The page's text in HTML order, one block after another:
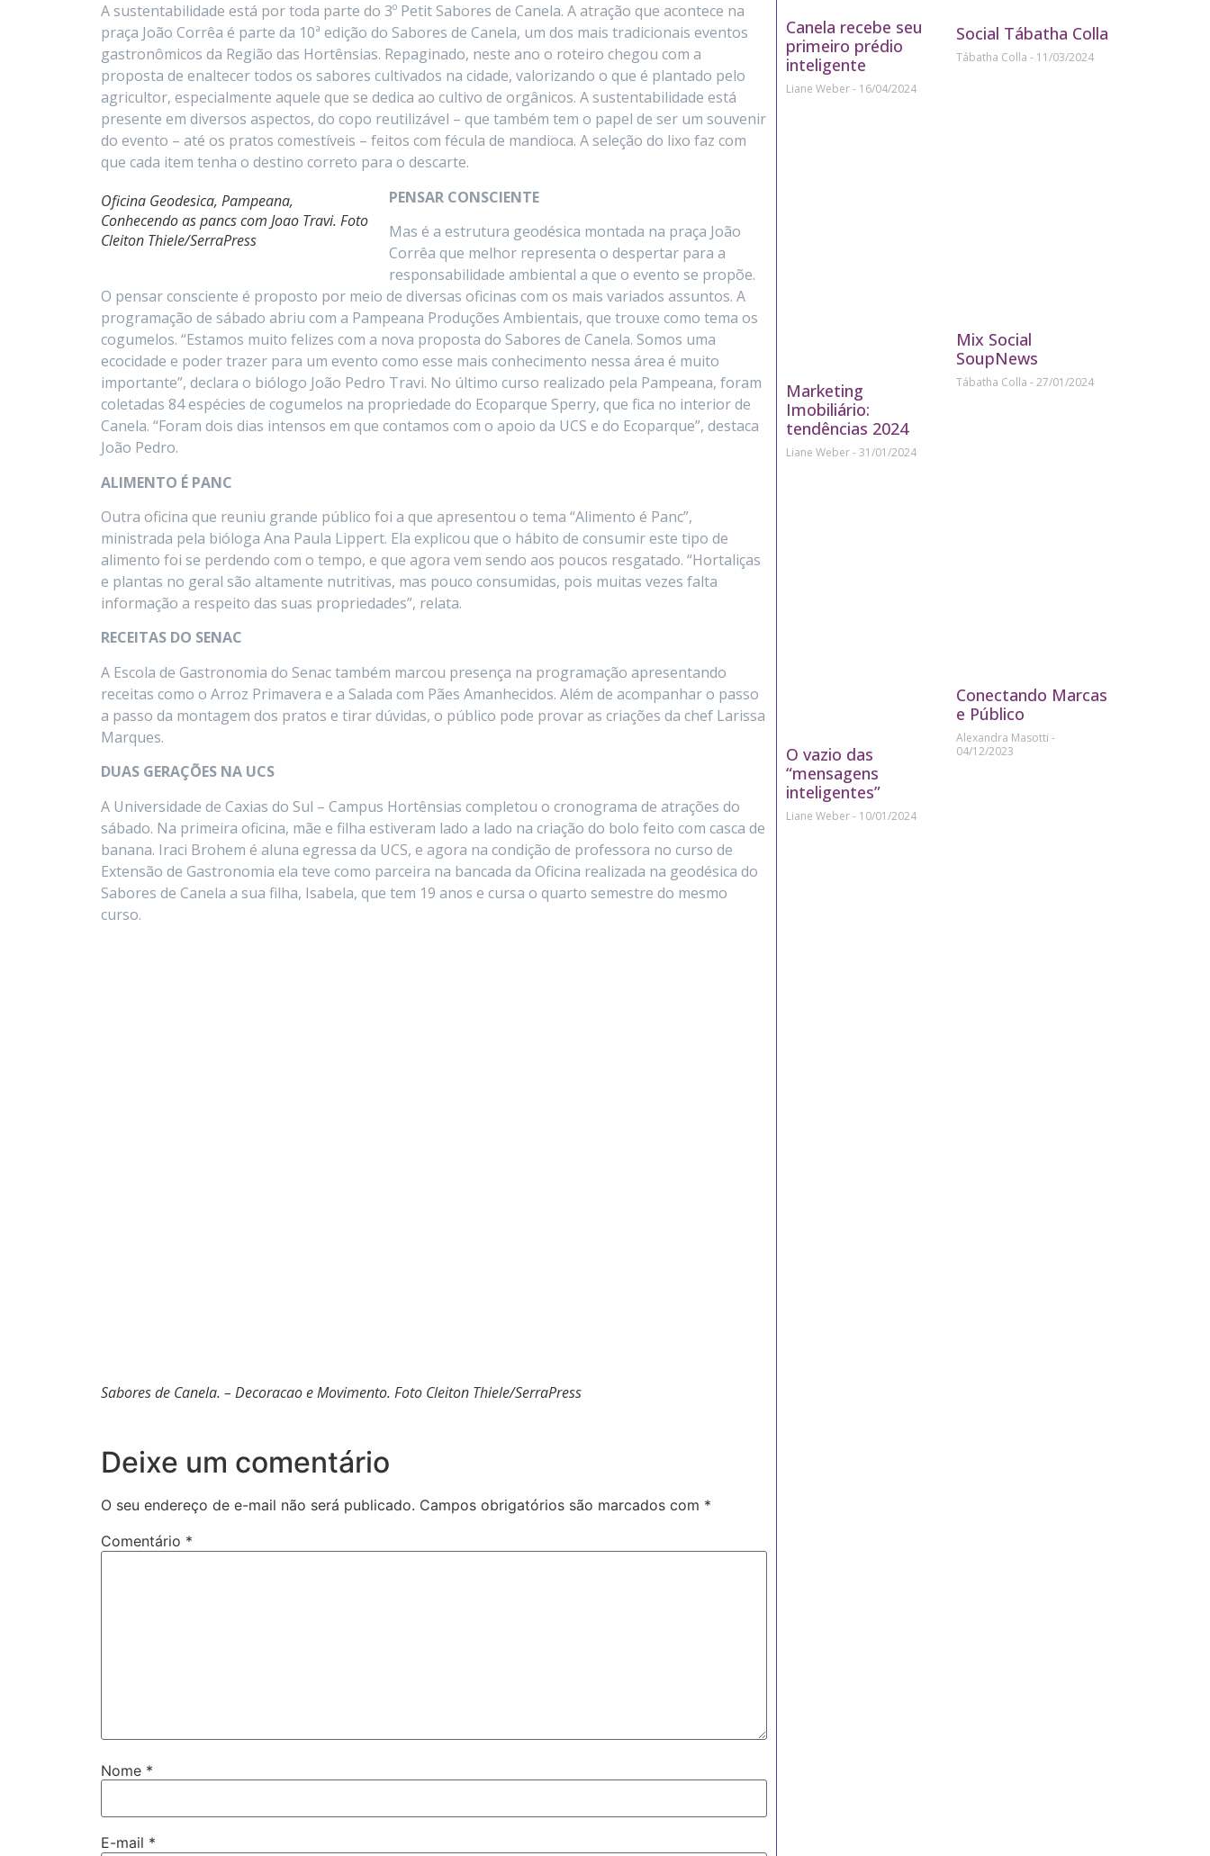
A sustentabilidade está por toda parte do 3º Petit Sabores de Canela. A atração que acontece na
praça João Corrêa é parte da 10ª edição do Sabores de Canela, um dos mais tradicionais eventos
gastronômicos da Região das Hortênsias. Repaginado, neste ano o roteiro chegou com a
proposta de enaltecer todos os sabores cultivados na cidade, valorizando o que é plantado pelo
agricultor, especialmente aquele que se dedica ao cultivo de orgânicos. A sustentabilidade está
presente em diversos aspectos, do copo reutilizável – que também tem o papel de ser um souvenir
do evento – até os pratos comestíveis – feitos com fécula de mandioca. A seleção do lixo faz com
que cada item tenha o destino correto para o descarte.
Oficina Geodesica, Pampeana,
Conhecendo as pancs com Joao Travi. Foto
Cleiton Thiele/SerraPress
PENSAR CONSCIENTE
Mas é a estrutura geodésica montada na praça João
Corrêa que melhor representa o despertar para a
responsabilidade ambiental a que o evento se propõe.
O pensar consciente é proposto por meio de diversas oficinas com os mais variados assuntos. A
programação de sábado abriu com a Pampeana Produções Ambientais, que trouxe como tema os
cogumelos. “Estamos muito felizes com a nova proposta do Sabores de Canela. Somos uma
ecocidade e poder trazer para um evento como esse mais conhecimento nessa área é muito
importante”, declara o biólogo João Pedro Travi. No último curso realizado pela Pampeana, foram
coletadas 84 espécies de cogumelos na propriedade do Ecoparque Sperry, que fica no interior de
Canela. “Foram dois dias intensos em que contamos com o apoio da UCS e do Ecoparque”, destaca
João Pedro.
ALIMENTO É PANC
Outra oficina que reuniu grande público foi a que apresentou o tema “Alimento é Panc”,
ministrada pela bióloga Ana Paula Lippert. Ela explicou que o hábito de consumir este tipo de
alimento foi se perdendo com o tempo, e que agora vem sendo aos poucos resgatado. “Hortaliças
e plantas no geral são altamente nutritivas, mas pouco consumidas, pois muitas vezes falta
informação a respeito das suas propriedades”, relata.
RECEITAS DO SENAC
A Escola de Gastronomia do Senac também marcou presença na programação apresentando
receitas como o Arroz Primavera e a Salada com Pães Amanhecidos. Além de acompanhar o passo
a passo da montagem dos pratos e tirar dúvidas, o público pode provar as criações da chef Larissa
Marques.
DUAS GERAÇÕES NA UCS
A Universidade de Caxias do Sul – Campus Hortênsias completou o cronograma de atrações do
sábado. Na primeira oficina, mãe e filha estiveram lado a lado na criação do bolo feito com casca de
banana. Iraci Brohem é aluna egressa da UCS, e agora na condição de professora no curso de
Extensão de Gastronomia ela teve como parceira na bancada da Oficina realizada na geodésica do
Sabores de Canela a sua filha, Isabela, que tem 19 anos e cursa o quarto semestre do mesmo
curso.
Sabores de Canela. – Decoracao e Movimento. Foto Cleiton Thiele/SerraPress
Deixe um comentário
O seu endereço de e-mail não será publicado. Campos obrigatórios são marcados com *
Comentário *
Nome *
E-mail *
Canela recebe seu
primeiro prédio
inteligente
Liane Weber 16/04/2024
Social Tábatha Colla
Tábatha Colla 11/03/2024
Marketing
Imobiliário:
tendências 2024
Liane Weber 31/01/2024
Mix Social
SoupNews
Tábatha Colla 27/01/2024
O vazio das
“mensagens
inteligentes”
Liane Weber 10/01/2024
Conectando Marcas
e Público
Alexandra Masotti
04/12/2023